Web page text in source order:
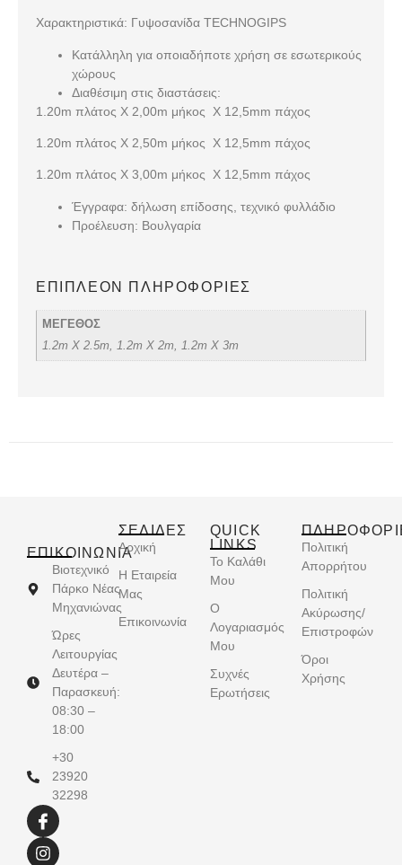
Χαρακτηριστικά: Γυψοσανίδα TECHNOGIPS
Κατάλληλη για οποιαδήποτε χρήση σε εσωτερικούς
χώρους
Διαθέσιμη στις διαστάσεις:
1.20m πλάτος Χ 2,00m μήκος Χ 12,5mm πάχος
1.20m πλάτος Χ 2,50m μήκος Χ 12,5mm πάχος
1.20m πλάτος Χ 3,00m μήκος Χ 12,5mm πάχος
Έγγραφα: δήλωση επίδοσης, τεχνικό φυλλάδιο
Προέλευση: Βουλγαρία
ΕΠΙΠΛΈΟΝ ΠΛΗΡΟΦΟΡΊΕΣ
ΜΕΓΕΘΟΣ
1.2m X 2.5m, 1.2m X 2m, 1.2m X 3m
ΕΠΙΚΟΙΝΩΝΊΑ
Βιοτεχνικό
Πάρκο Νέας
Μηχανιώνας
Ώρες
Λειτουργίας
Δευτέρα –
Παρασκευή:
08:30 –
18:00
+30
23920
32298
ΣΕΛΙΔΕΣ
Αρχική
Η Εταιρεία
Μας
Επικοινωνία
QUICK
LINKS
Το Καλάθι
Μου
Ο
Λογαριασμός
Μου
Συχνές
Ερωτήσεις
Πολιτική
Απορρήτου
Πολιτική
Ακύρωσης/
Επιστροφών
Όροι
Χρήσης